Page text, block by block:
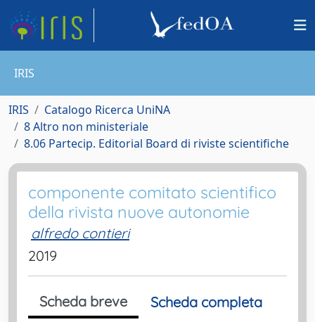
IRIS
IRIS
Catalogo Ricerca UniNA
8 Altro non ministeriale
8.06 Partecip. Editorial Board di riviste scientifiche
componente comitato scientifico
della rivista nuove autonomie
alfredo contieri
2019
Scheda breve
Scheda completa